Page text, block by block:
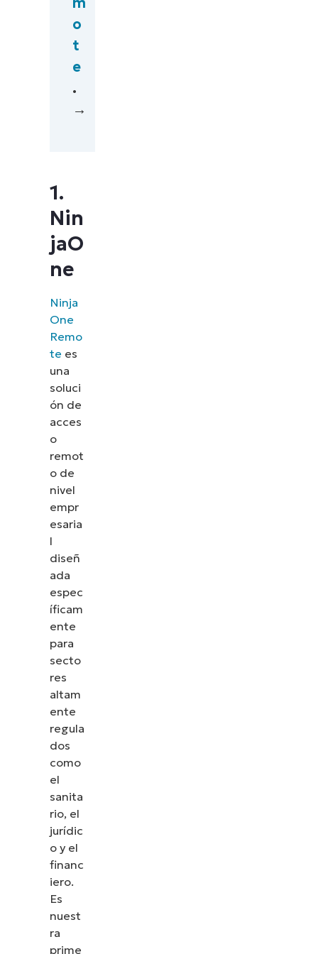
o
t
e
.
→
1.
Nin
jaO
ne
Ninja
One
Remo
te es
una
soluci
ón de
acces
o
remot
o de
nivel
empr
esaria
l
diseñ
ada
espec
íficam
ente
para
secto
res
altam
ente
regula
dos
como
el
sanita
rio, el
jurídic
o y el
financ
iero.
Es
nuest
ra
prime
Descubre NinjaOne en
Explora nuestras demos bajo demanda y descubre